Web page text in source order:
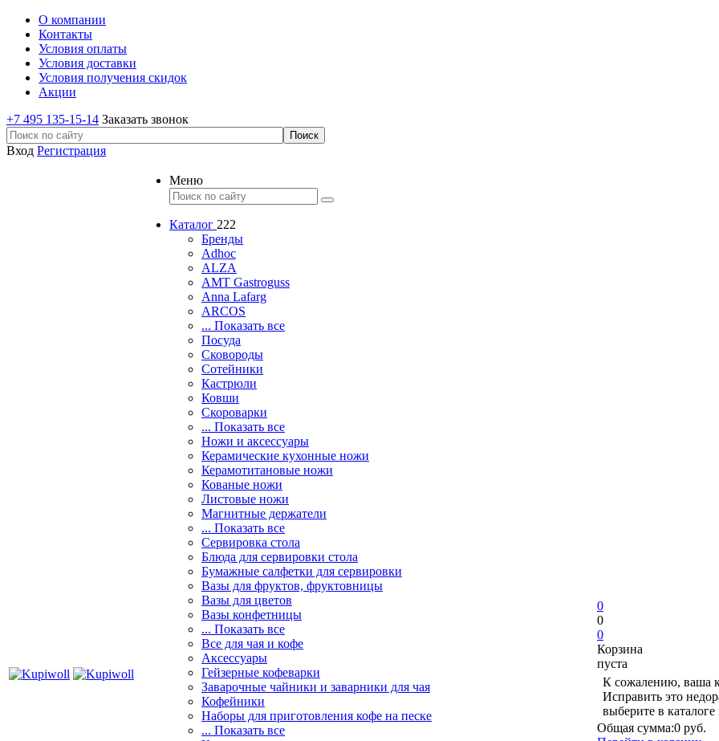
О компании
Контакты
Условия оплаты
Условия доставки
Условия получения скидок
Акции
+7 495 135-15-14 Заказать звонок
Вход Регистрация
Меню
Каталог 222
Бренды
Adhoc
ALZA
AMT Gastroguss
Anna Lafarg
ARCOS
... Показать все
Посуда
Сковороды
Сотейники
Кастрюли
Ковши
Скороварки
... Показать все
Ножи и аксессуары
Керамические кухонные ножи
Керамотитановые ножи
Кованые ножи
Листовые ножи
Магнитные держатели
... Показать все
Сервировка стола
Блюда для сервировки стола
Бумажные салфетки для сервировки
Вазы для фруктов, фруктовницы
Вазы для цветов
Вазы конфетницы
... Показать все
Все для чая и кофе
Аксессуары
Гейзерные кофеварки
Заварочные чайники и заварники для чая
Кофейники
Наборы для приготовления кофе на песке
... Показать все
0
0
0
Корзина
пуста
К сожалению, ваша
Исправить это
выберите в
Общая сумма:0 руб.